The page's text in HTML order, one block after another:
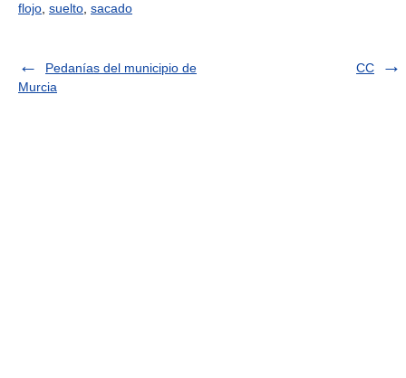
flojo suelto sacado
Pedanías del municipio de
Murcia
CC